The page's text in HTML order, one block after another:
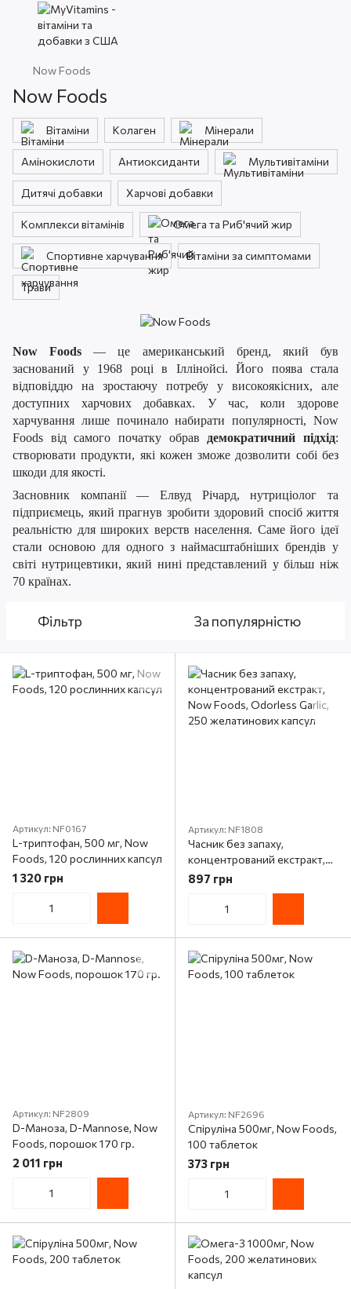
Now Foods
Now Foods
Вітаміни Колаген Мінерали
Амінокислоти Антиоксиданти Мультивітаміни
Дитячі добавки Харчові добавки
Комплекси вітамінів Омега та Риб'ячий жир
Спортивне харчування Вітаміни за симптомами
Трави
Now Foods — це американський бренд, який був
заснований у 1968 році в Іллінойсі. Його поява стала
відповіддю на зростаючу потребу у високоякісних, але
доступних харчових добавках. У час, коли здорове
харчування лише починало набирати популярності, Now
Foods від самого початку обрав демократичний підхід:
створювати продукти, які кожен зможе дозволити собі без
шкоди для якості.
Засновник компанії — Елвуд Річард, нутриціолог та
підприємець, який прагнув зробити здоровий спосіб життя
реальністю для широких верств населення. Саме його ідеї
стали основою для одного з наймасштабніших брендів у
світі нутрицевтики, який нині представлений у більш ніж
70 країнах.
Фільтр За популярністю
Артикул: NF0167
L-триптофан, 500 мг, Now
Foods, 120 рослинних капсул
1 320 грн
Артикул: NF1808
Часник без запаху,
концентрований екстракт,
Now Foods, Odorless Garlic,
250 желатинових капсул
897 грн
Артикул: NF2809
D-Маноза, D-Mannose, Now
Foods, порошок 170 гр.
2 011 грн
Артикул: NF2696
Спіруліна 500мг, Now Foods,
100 таблеток
373 грн